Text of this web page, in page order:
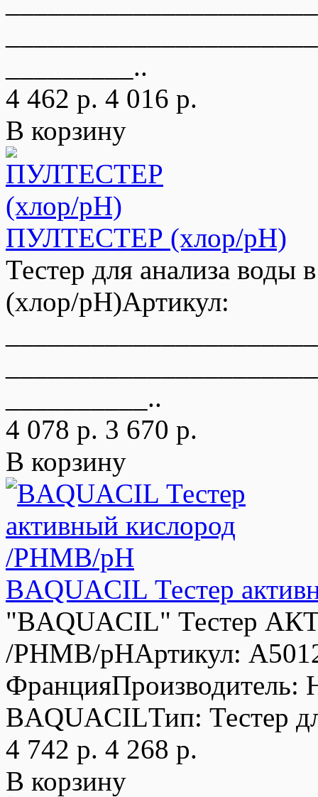
_________..
4 462 р. 4 016 р.
В корзину
ПУЛТЕСТЕР (хлор/pH)
Тестер для анализа
(хлор/pH)Артикул:
__________..
4 078 р. 3 670 р.
В корзину
BAQUACIL Тестер
"BAQUACIL" Тестер
/PHMB/pHАртикул:
ФранцияПроизводитель:
BAQUACILТип: Тестер
4 742 р. 4 268 р.
В корзину